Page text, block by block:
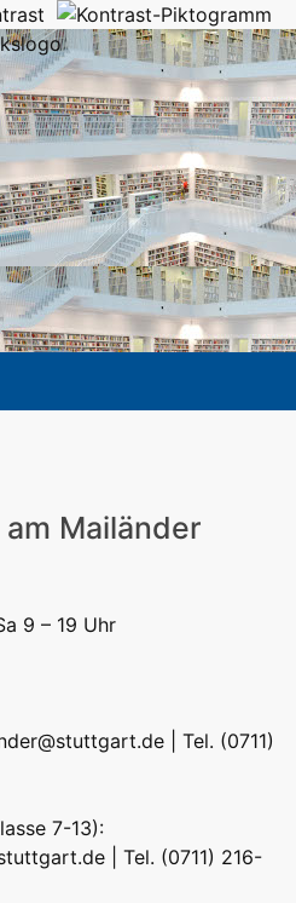
Mailänder
9 – 19 Uhr
| Tel. (0711)
7-13):
| Tel. (0711) 216-